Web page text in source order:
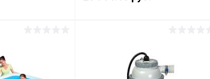
Сравнение Купить в 1 клик Сравнение